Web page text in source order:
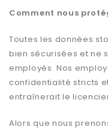
Comment nous
Toutes les données
bien sécurisées et ne
employés. Nos
confidentialité stricts
entraînerait le
Alors que nous